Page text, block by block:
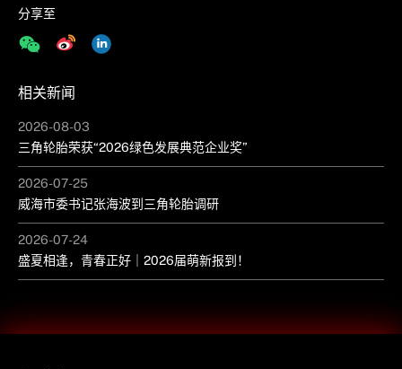
分享至
相关新闻
2026-08-03
三角轮胎荣获“2026绿色发展典范企业奖”
2026-07-25
威海市委书记张海波到三角轮胎调研
2026-07-24
盛夏相逢，青春正好｜2026届萌新报到！